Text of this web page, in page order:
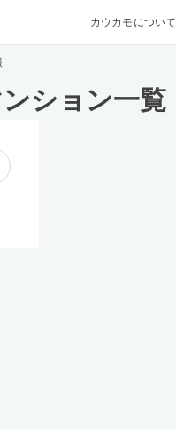
カウカモについて
ション一覧